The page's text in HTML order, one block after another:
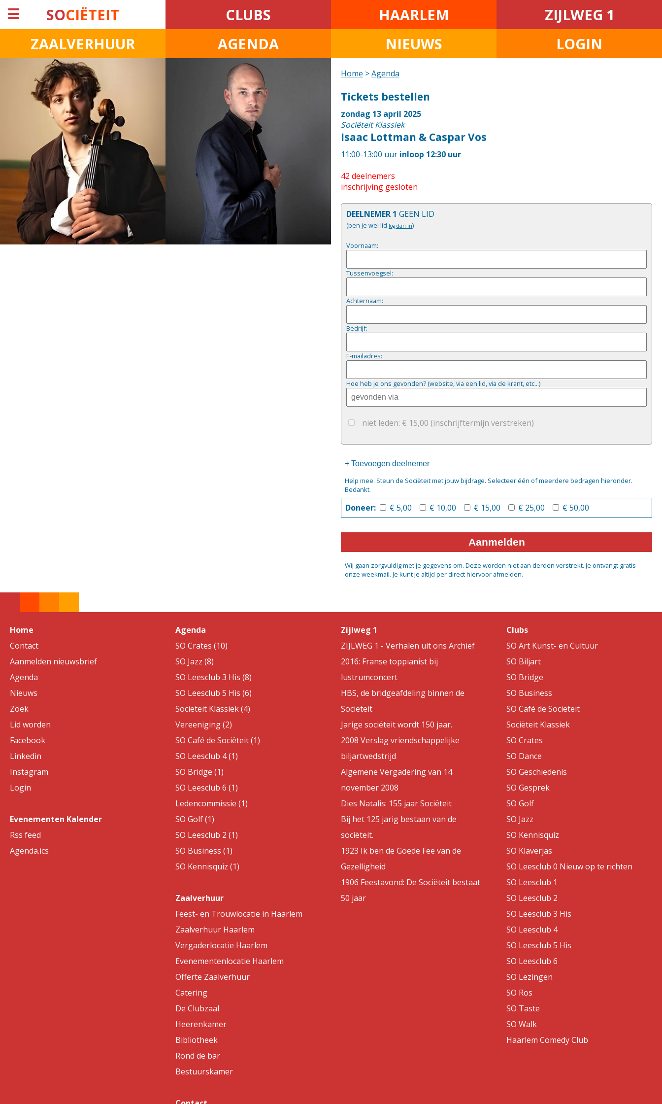
☰ SOCIËTEIT CLUBS HAARLEM
ZIJLWEG 1
ZAALVERHUUR
AGENDA NIEUWS LOGIN
Home >Agenda
Tickets bestellen
zondag 13 april 2025
Sociëteit Klassiek
Isaac Lottman & Caspar Vos
11:00-13:00 uur inloop 12:30 uur
42 deelnemers
inschrijving gesloten
DEELNEMER 1 GEEN LID
(ben je wel lid log dan in)
Voornaam:
Tussenvoegsel:
Achternaam:
Bedrijf:
E-mailadres:
Hoe heb je ons gevonden? (website, via een lid, via de krant, etc...)
niet leden: € 15,00 (inschrijftermijn verstreken)
+ Toevoegen deelnemer
Help mee. Steun de Sociëteit met jouw bijdrage. Selecteer één of meerdere bedragen hieronder.
Bedankt.
Doneer: € 5,00 € 10,00 € 15,00 € 25,00 € 50,00
Aanmelden
Wij gaan zorgvuldig met je gegevens om. Deze worden niet aan derden verstrekt. Je ontvangt gratis
onze weekmail. Je kunt je altijd per direct hiervoor afmelden.
Home
Contact
Aanmelden nieuwsbrief
Agenda
Nieuws
Zoek
Lid worden
Facebook
Linkedin
Instagram
Login
Evenementen Kalender
Rss feed
Agenda.ics
Agenda
SO Crates (10)
SO Jazz (8)
SO Leesclub 3 His (8)
SO Leesclub 5 His (6)
Sociëteit Klassiek (4)
Vereeniging (2)
SO Café de Sociëteit (1)
SO Leesclub 4 (1)
SO Bridge (1)
SO Leesclub 6 (1)
Ledencommissie (1)
SO Golf (1)
SO Leesclub 2 (1)
SO Business (1)
SO Kennisquiz (1)
Zaalverhuur
Feest- en Trouwlocatie in Haarlem
Zaalverhuur Haarlem
Vergaderlocatie Haarlem
Evenementenlocatie Haarlem
Offerte Zaalverhuur
Catering
De Clubzaal
Heerenkamer
Bibliotheek
Rond de bar
Bestuurskamer
Zijlweg 1
ZIJLWEG 1 - Verhalen uit ons Archief
2016: Franse toppianist bij
lustrumconcert
HBS, de bridgeafdeling binnen de
Sociëteit
Jarige sociëteit wordt 150 jaar.
2008 Verslag vriendschappelijke
biljartwedstrijd
Algemene Vergadering van 14
november 2008
Dies Natalis: 155 jaar Sociëteit
Bij het 125 jarig bestaan van de
sociëteit.
1923 Ik ben de Goede Fee van de
Gezelligheid
1906 Feestavond: De Sociëteit bestaat
50 jaar
Clubs
SO Art Kunst- en Cultuur
SO Biljart
SO Bridge
SO Business
SO Café de Sociëteit
Sociëteit Klassiek
SO Crates
SO Dance
SO Geschiedenis
SO Gesprek
SO Golf
SO Jazz
SO Kennisquiz
SO Klaverjas
SO Leesclub 0 Nieuw op te richten
SO Leesclub 1
SO Leesclub 2
SO Leesclub 3 His
SO Leesclub 4
SO Leesclub 5 His
SO Leesclub 6
SO Lezingen
SO Ros
SO Taste
SO Walk
Haarlem Comedy Club